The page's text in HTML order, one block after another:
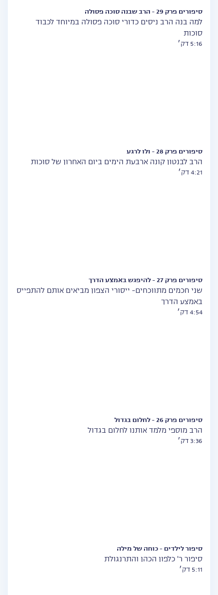
סיפורים פרק 29 - הרב שבנה סוכה פסולה
למה בנה הרב ניסים כדורי סוכה פסולה במיוחד לכבוד
סוכות
5:16 דק׳
סיפורים פרק 28 - ולו לרגע
הרב לבנטון קונה ארבעת הימים ביום האחרון של סוכות
4:21 דק׳
סיפורים פרק 27 - להיפגש באמצע הדרך
שני חכמים מתווכחים- ייסורי הצפון מביאים אותם להתפייס
באמצע הדרך
4:54 דק׳
סיפורים פרק 26 - לחלום בגדול
הרב מוספי מלמד אותנו לחלום בגדול
3:36 דק׳
סיפור לילדים - כוחה של מילה
סיפור ר' כלפון הכהן והתרנגולת
5:11 דק׳